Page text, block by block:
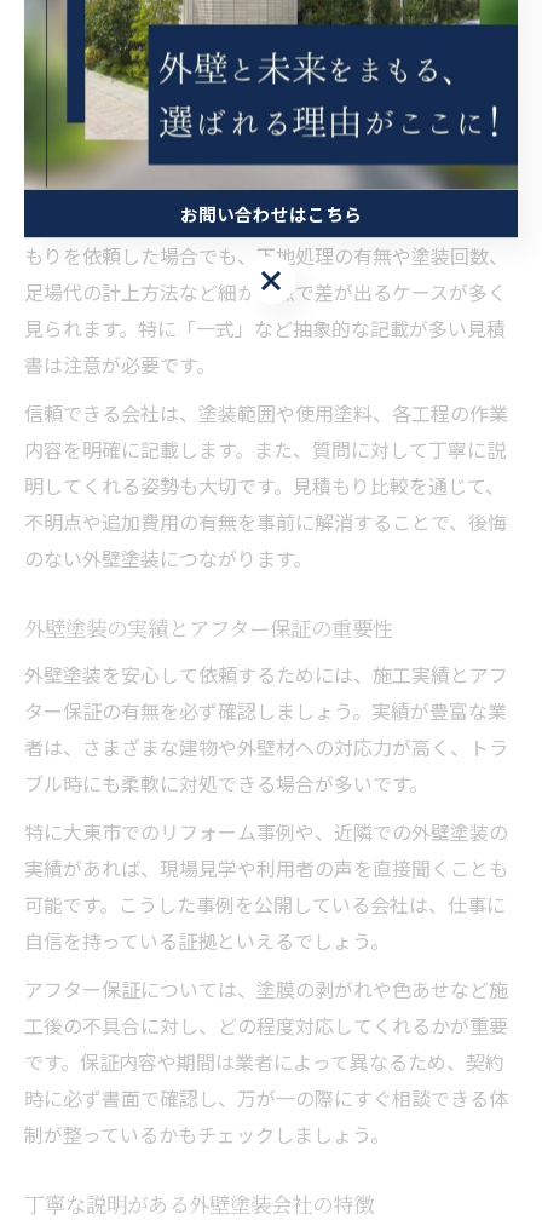
見積もり比較でわかる外壁塗装の信頼性
外壁塗装を依頼する際、複数社から見積もりを取ること
は欠かせません。なぜなら、価格だけでなく、工事内容
や使用する塗料、保証内容に違いが現れやすいためで
す。
例えば、大東市の外壁塗装業者で同じ建物に対して見積
もりを依頼した場合でも、下地処理の有無や塗装回数、
足場代の計上方法など細かな点で差が出るケースが多く
見られます。特に「一式」など抽象的な記載が多い見積
書は注意が必要です。
信頼できる会社は、塗装範囲や使用塗料、各工程の作業
内容を明確に記載します。また、質問に対して丁寧に説
明してくれる姿勢も大切です。見積もり比較を通じて、
不明点や追加費用の有無を事前に解消することで、後悔
のない外壁塗装につながります。
外壁塗装の実績とアフター保証の重要性
外壁塗装を安心して依頼するためには、施工実績とアフ
ター保証の有無を必ず確認しましょう。実績が豊富な業
者は、さまざまな建物や外壁材への対応力が高く、トラ
ブル時にも柔軟に対処できる場合が多いです。
特に大東市でのリフォーム事例や、近隣での外壁塗装の
実績があれば、現場見学や利用者の声を直接聞くことも
可能です。こうした事例を公開している会社は、仕事に
自信を持っている証拠といえるでしょう。
アフター保証については、塗膜の剥がれや色あせなど施
工後の不具合に対し、どの程度対応してくれるかが重要
です。保証内容や期間は業者によって異なるため、契約
時に必ず書面で確認し、万が一の際にすぐ相談できる体
制が整っているかもチェックしましょう。
丁寧な説明がある外壁塗装会社の特徴
お問い合わせはこちら
お問い合わせはこちら